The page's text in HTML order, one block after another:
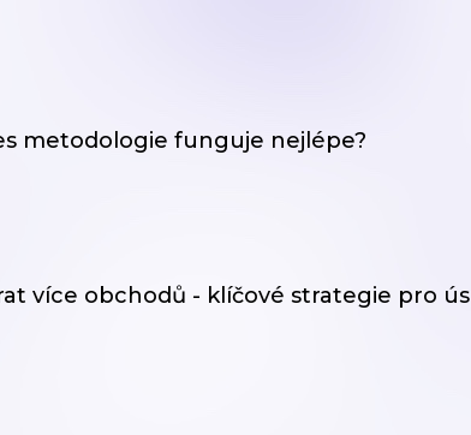
metodologie funguje nejlépe?
více obchodů - klíčové strategie pro